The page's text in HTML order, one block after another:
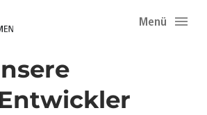
Menü